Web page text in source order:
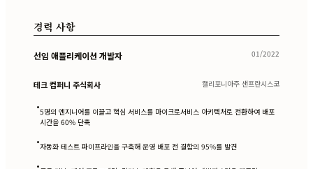
경력 사항
선임 애플리케이션 개발자 01/2022
테크 컴퍼니 주식회사 캘리포니아주 샌프란시스코
•5명의 엔지니어를 이끌고 핵심 서비스를 마이크로서비스 아키텍처로 전환하여 배포
시간을 60% 단축
•자동화 테스트 파이프라인을 구축해 운영 배포 전 결함의 95%를 발견
•